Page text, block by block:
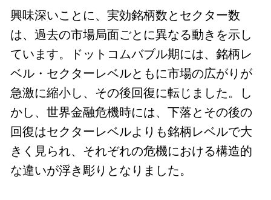
興味深いことに、実効銘柄数とセクター数
は、過去の市場局面ごとに異なる動きを示し
ています。ドットコムバブル期には、銘柄レ
ベル・セクターレベルともに市場の広がり が
急激に縮小し、その後回復に転じました。し
かし、世界金融危機時には、下落とその後の
回復はセクターレベルよりも銘柄レベルで大
きく見られ、それぞれの危機における構造的
な違いが浮き彫りとなりました。